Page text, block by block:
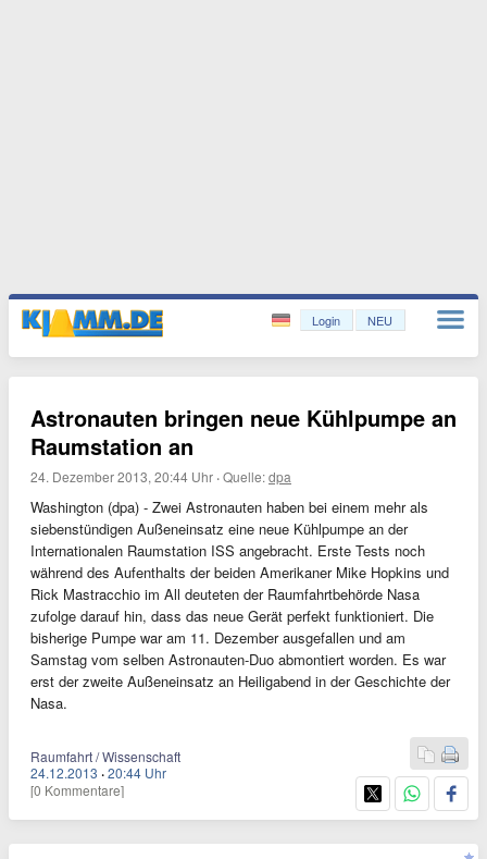
Login NEU
Astronauten bringen neue Kühlpumpe an
Raumstation an
24. Dezember 2013, 20:44 Uhr ·Quelle:dpa
Washington (dpa) - Zwei Astronauten haben bei einem mehr als
siebenstündigen Außeneinsatz eine neue Kühlpumpe an der
Internationalen Raumstation ISS angebracht. Erste Tests noch
während des Aufenthalts der beiden Amerikaner Mike Hopkins und
Rick Mastracchio im All deuteten der Raumfahrtbehörde Nasa
zufolge darauf hin, dass das neue Gerät perfekt funktioniert. Die
bisherige Pumpe war am 11. Dezember ausgefallen und am
Samstag vom selben Astronauten-Duo abmontiert worden. Es war
erst der zweite Außeneinsatz an Heiligabend in der Geschichte der
Nasa.
Raumfahrt / Wissenschaft
24.12.2013 ·20:44 Uhr
[0 Kommentare]